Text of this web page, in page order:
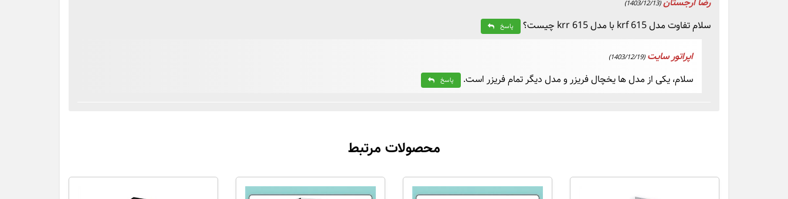
(1403/12/13)
سلام تفاوت مدل krf 615 با مدل krr 615 چیست؟ پاسخ
اپراتور سایت (1403/12/19)
سلام، یکی از مدل ها یخچال فریزر و مدل دیگر تمام فریزر است. پاسخ
محصولات مرتبط